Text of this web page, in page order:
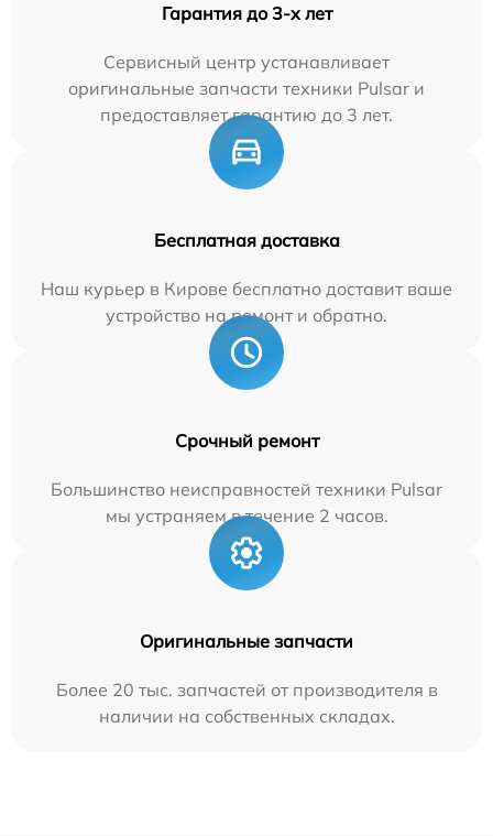
Гарантия до 3-х лет
Сервисный центр устанавливает
оригинальные запчасти техники Pulsar и
предоставляет гарантию до 3 лет.
Бесплатная доставка
Наш курьер в Кирове бесплатно доставит ваше
устройство на ремонт и обратно.
Срочный ремонт
Большинство неисправностей техники Pulsar
мы устраняем в течение 2 часов.
Оригинальные запчасти
Более 20 тыс. запчастей от производителя в
наличии на собственных складах.